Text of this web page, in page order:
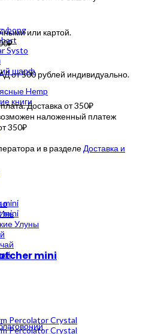
Systo
шарф
Hemp
книги
Улуны
или картой.
от 500 рублей индивидуально.
Доставка от 350₽
наложенный платеж
350₽
и в разделе Доставка и
mini